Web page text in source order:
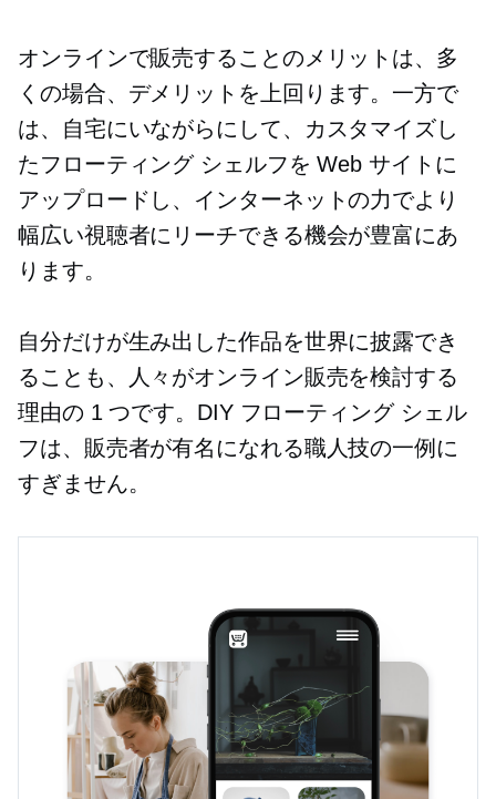
オンラインで販売することのメリットは、多
くの場合、デメリットを上回ります。一方で
は、自宅にいながらにして、カスタマイズし
たフローティング シェルフを Web サイトに
アップロードし、インターネットの力でより
幅広い視聴者にリーチできる機会が豊富にあ
ります。
自分だけが生み出した作品を世界に披露でき
ることも、人々がオンライン販売を検討する
理由の 1 つです。DIY フローティング シェル
フは、販売者が有名になれる職人技の一例に
すぎません。